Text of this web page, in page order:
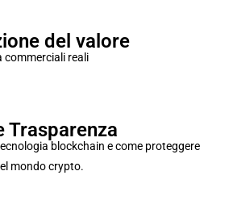
del valore
reali
Trasparenza
blockchain e come proteggere
mondo crypto.